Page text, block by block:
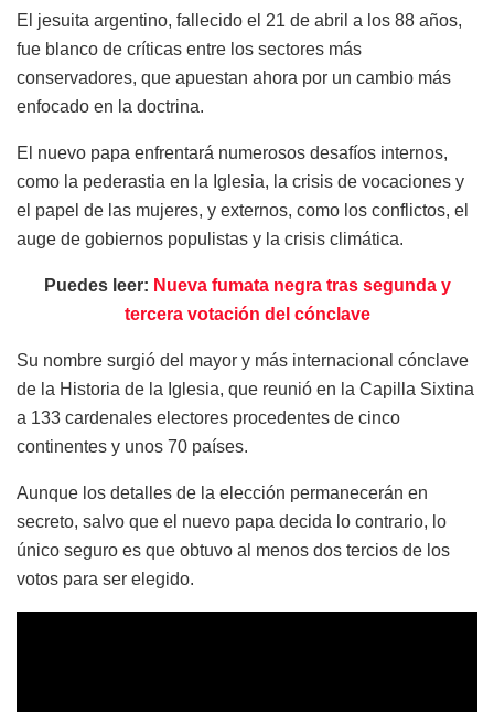
El jesuita argentino, fallecido el 21 de abril a los 88 años,
fue blanco de críticas entre los sectores más
conservadores, que apuestan ahora por un cambio más
enfocado en la doctrina.
El nuevo papa enfrentará numerosos desafíos internos,
como la pederastia en la Iglesia, la crisis de vocaciones y
el papel de las mujeres, y externos, como los conflictos, el
auge de gobiernos populistas y la crisis climática.
Puedes leer: Nueva fumata negra tras segunda y
tercera votación del cónclave
Su nombre surgió del mayor y más internacional cónclave
de la Historia de la Iglesia, que reunió en la Capilla Sixtina
a 133 cardenales electores procedentes de cinco
continentes y unos 70 países.
Aunque los detalles de la elección permanecerán en
secreto, salvo que el nuevo papa decida lo contrario, lo
único seguro es que obtuvo al menos dos tercios de los
votos para ser elegido.